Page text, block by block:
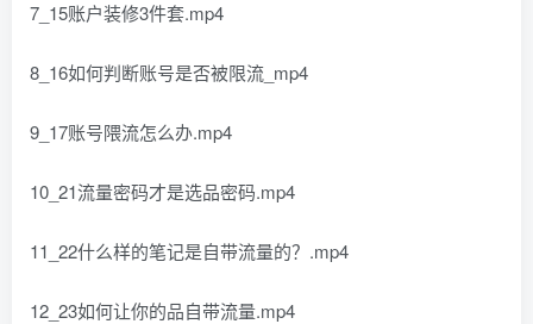
7_15账户装修3件套.mp4
8_16如何判断账号是否被限流_mp4
9_17账号隈流怎么办.mp4
10_21流量密码才是选品密码.mp4
11_22什么样的笔记是自带流量的？.mp4
12_23如何让你的品自带流量.mp4